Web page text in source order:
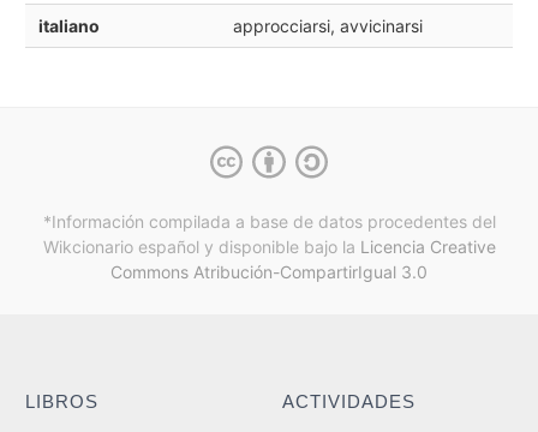
italiano approcciarsi, avvicinarsi
*Información compilada a base de datos procedentes del
Wikcionario español y disponible bajo la Licencia Creative
Commons Atribución-CompartirIgual 3.0
LIBROS ACTIVIDADES